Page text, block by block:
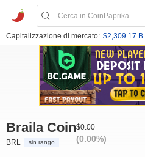
Capitalizzazione di mercato: $2,309.17 B
Braila Coin
BRL sin rango
$0.00
(0.00%)